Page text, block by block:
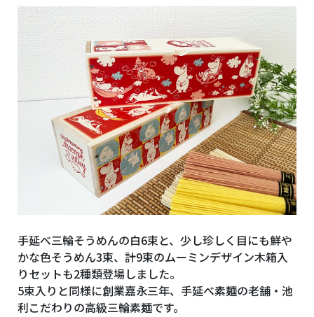
手延べ三輪そうめんの白6束と、少し珍しく目にも鮮や
かな色そうめん3束、計9束のムーミンデザイン木箱入
りセットも2種類登場しました。
5束入りと同様に創業嘉永三年、手延べ素麺の老舗・池
利こだわりの高級三輪素麺です。